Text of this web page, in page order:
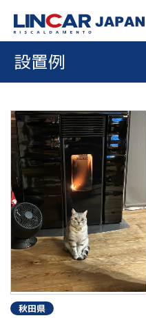
設置例
秋田県